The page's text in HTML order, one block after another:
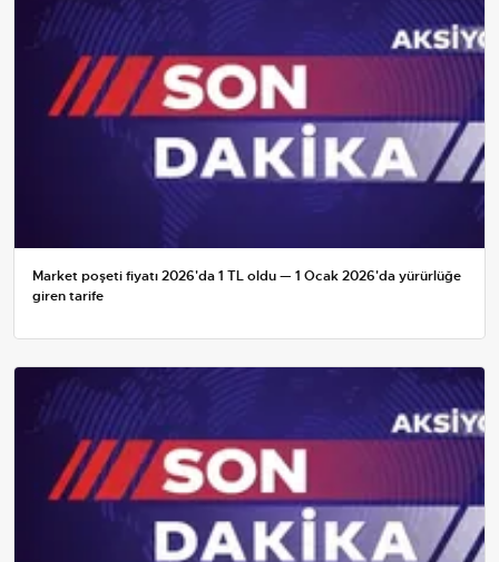
Market poşeti fiyatı 2026'da 1 TL oldu — 1 Ocak 2026'da yürürlüğe
giren tarife